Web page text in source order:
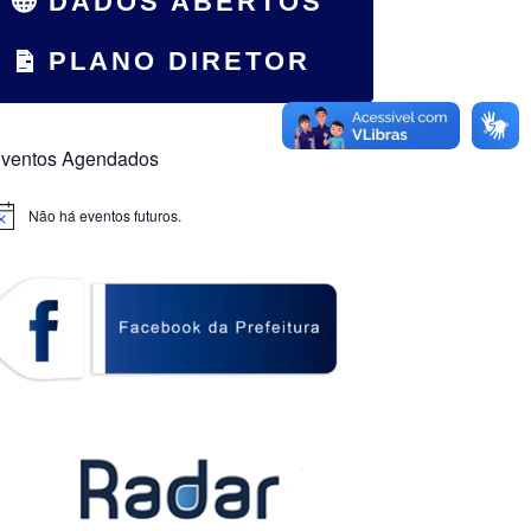
PLANO DIRETOR
Agendados
Não há eventos futuros.